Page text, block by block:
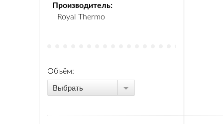
Производитель:
Royal Thermo
Объём:
Выбрать